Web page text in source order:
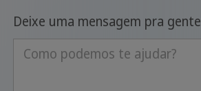
Deixe uma mensagem pra gente